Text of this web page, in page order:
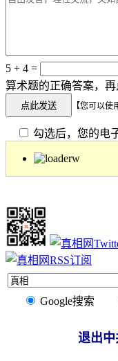
5 + 4 =
算术题的正确答案，
【您可以使
勾选后，您的电
Google搜索
退出